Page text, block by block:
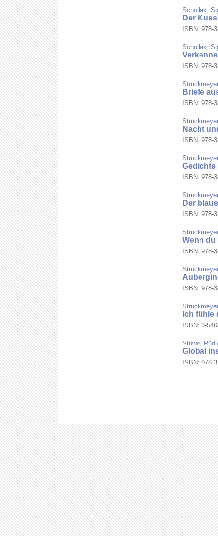
Schollak,
Der Kuss
ISBN: 978-
Schollak,
ISBN: 978-
Briefe
ISBN: 978-
Nacht
ISBN: 978-
Gedichte
ISBN: 978-
Der
ISBN: 978-
Wenn du
ISBN: 978-
ISBN: 978-
Ich fühle
ISBN: 3-
Stüwe,
Global
ISBN: 978-